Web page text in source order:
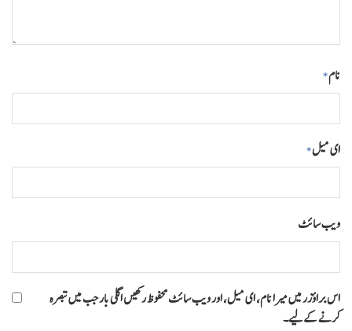
نام*
ای میل*
ویب‌ سائٹ
اس براؤزر میں میرا نام، ای میل، اور ویب سائٹ محفوظ رکھیں اگلی بار جب میں تبصرہ
کرنے کےلیے۔